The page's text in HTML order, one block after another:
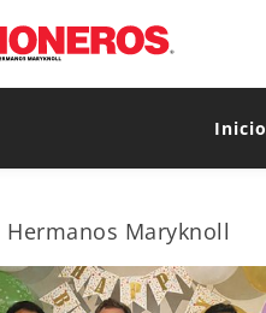
Inicio
Hermanos Maryknoll